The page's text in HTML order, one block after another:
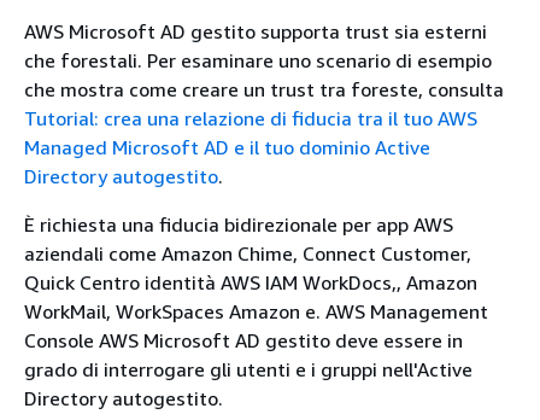
AWS Microsoft AD gestito supporta trust sia esterni
che forestali. Per esaminare uno scenario di esempio
che mostra come creare un trust tra foreste, consulta
Tutorial: crea una relazione di fiducia tra il tuo AWS
Managed Microsoft AD e il tuo dominio Active
Directory autogestito.
È richiesta una fiducia bidirezionale per app AWS
aziendali come Amazon Chime, Connect Customer,
Quick Centro identità AWS IAM WorkDocs,, Amazon
WorkMail, WorkSpaces Amazon e. AWS Management
Console AWS Microsoft AD gestito deve essere in
grado di interrogare gli utenti e i gruppi nell'Active
Directory autogestito.